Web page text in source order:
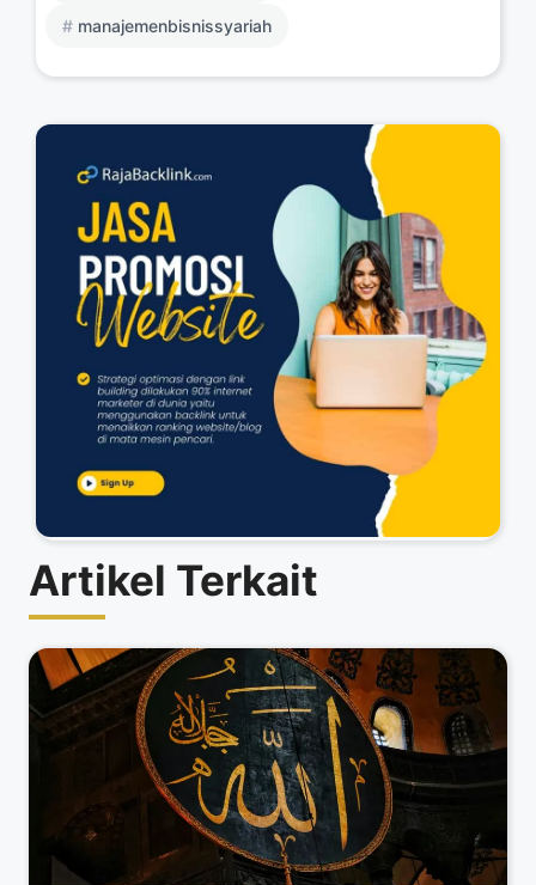
manajemenbisnissyariah
Artikel Terkait